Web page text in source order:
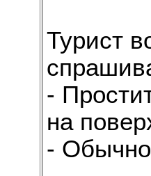
Турист
-
на
- Обычно